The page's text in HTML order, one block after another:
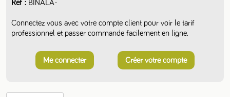
Ref
BINALA-
Connectez vous avec votre compte client pour voir le tarif
professionnel et passer commande facilement en ligne.
Me connecter Créer votre compte